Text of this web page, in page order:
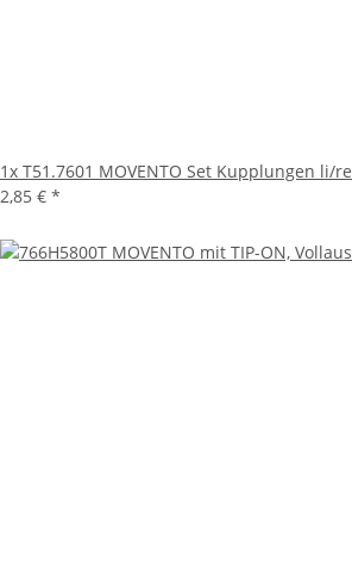
1x T51.7601 MOVENTO Set Kupplungen li/re
2,85 € *